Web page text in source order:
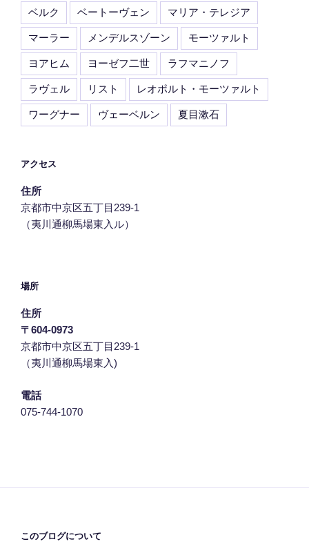
ベルク ベートーヴェン マリア・テレジア
マーラー メンデルスゾーン モーツァルト
ヨアヒム ヨーゼフ二世 ラフマニノフ
ラヴェル リスト レオポルト・モーツァルト
ワーグナー ヴェーベルン 夏目漱石
アクセス
住所
京都市中京区五丁目239‐1
（夷川通柳馬場東入ル）
場所
住所
〒604-0973
京都市中京区五丁目239‐1
（夷川通柳馬場東入)
電話
075-744-1070
このブログについて